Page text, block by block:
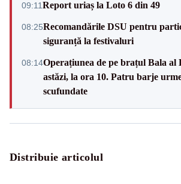
09:11Report uriaș la Loto 6 din 49
08:25Recomandările DSU pentru
siguranță la festivaluri
08:14Operațiunea de pe brațul Bala al
astăzi, la ora 10. Patru barje
scufundate
Distribuie articolul